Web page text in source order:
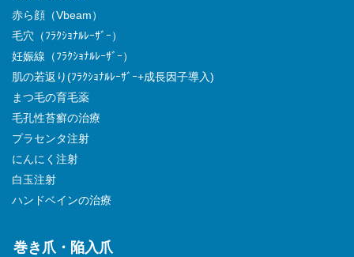
赤ら顔（Vbeam）
毛穴（ﾌﾗｸｼｮﾅﾙﾚｰｻﾞｰ）
妊娠線（ﾌﾗｸｼｮﾅﾙﾚｰｻﾞｰ）
肌の若返り(ﾌﾗｸｼｮﾅﾙﾚｰｻﾞｰ+成長因子導入)
まつ毛の育毛薬
毛孔性苔癬の治療
プラセンタ注射
にんにく注射
白玉注射
ハンドベインの治療
巻き爪・陥入爪